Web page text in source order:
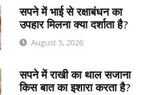
सपने में भाई से रक्षाबंधन का
उपहार मिलना क्या दर्शाता है?
August 5, 2026
सपने में राखी का थाल सजाना
किस बात का इशारा करता है?